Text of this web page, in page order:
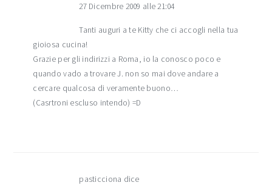
27 Dicembre 2009 alle 21:04
Tanti auguri a te Kitty che ci accogli nella tua
gioiosa cucina!
Grazie per gli indirizzi a Roma, io la conosco poco e
quando vado a trovare J. non so mai dove andare a
cercare qualcosa di veramente buono…
(Casrtroni escluso intendo) =D
pasticciona dice